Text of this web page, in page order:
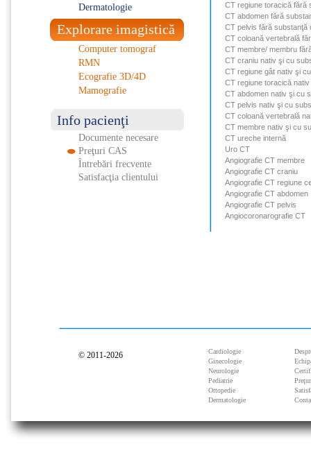
Dermatologie
Explorare imagistică
Computer tomograf
RMN
Ecografie 3D/4D
Mamografie
Info pacienţi
Documente necesare
Preţuri CAS
Întrebări frecvente
Satisfacţia clientului
CT regiune toracică fără
CT abdomen fără
CT pelvis fără substanţă
CT coloană vertebrală
CT membre/ membru
CT craniu nativ şi cu
CT regiune gât nativ şi
CT regiune toracică
CT abdomen nativ şi cu
CT pelvis nativ şi cu
CT coloană vertebrală
CT membre nativ şi cu
CT ureche internă
Uro CT
Angiografie CT membre
Angiografie CT craniu
Angiografie CT regiune
Angiografie CT abdomen
Angiografie CT pelvis
Angiocoronarografie CT
© 2011-2026
Cardiologie
Ginecologie
Neurologie
Pediatrie
Ortopedie
Dermatologie